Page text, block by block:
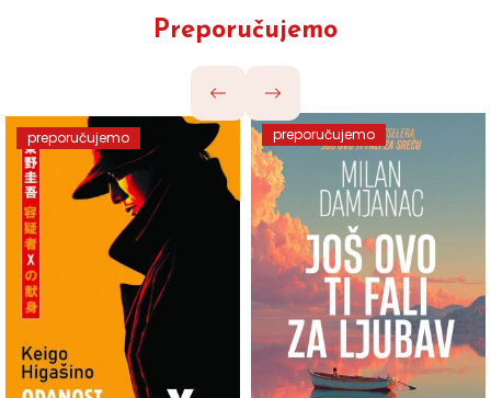
Preporučujemo
preporučujemo preporučujemo